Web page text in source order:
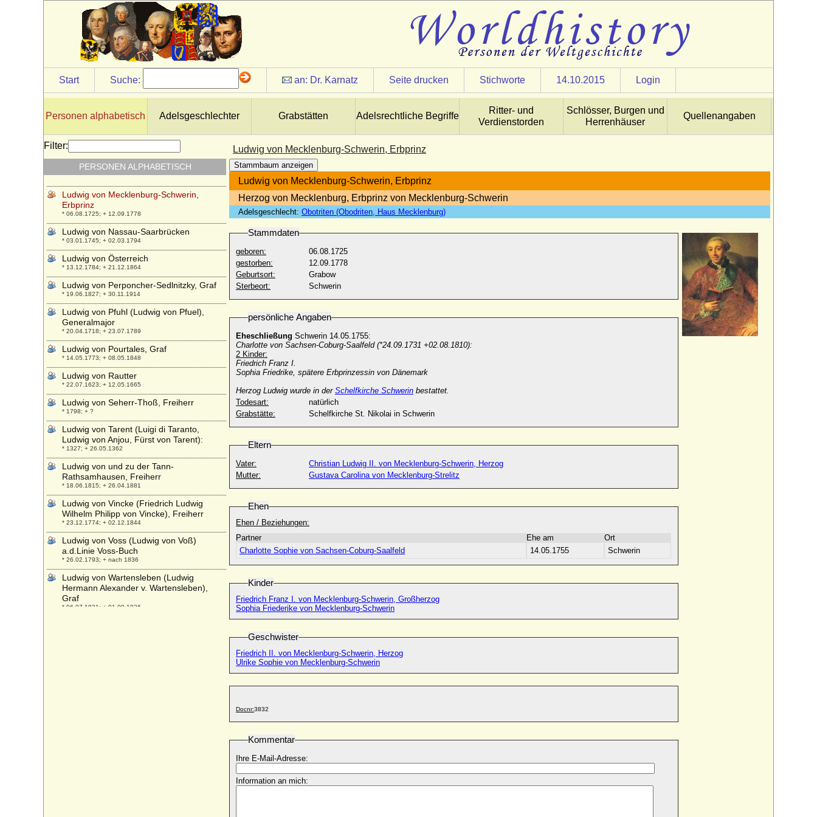
Start Suche: an: Dr. Karnatz Seite drucken Stichworte 14.10.2015 Login
Personen alphabetisch Adelsgeschlechter Grabstätten Adelsrechtliche Begriffe
Ritter- und
Verdienstorden
Schlösser, Burgen und
Herrenhäuser
Quellenangaben
Ludwig von Mecklenburg-Schwerin, Erbprinz
Stammbaum anzeigen
Ludwig von Mecklenburg-Schwerin, Erbprinz
Herzog von Mecklenburg, Erbprinz von Mecklenburg-Schwerin
Adelsgeschlecht: Obotriten (Obodriten, Haus Mecklenburg)
Stammdaten
geboren:
06.08.1725
gestorben:
12.09.1778
Geburtsort:
Grabow
Sterbeort:
Schwerin
persönliche Angaben
Eheschließung Schwerin 14.05.1755:
Charlotte von Sachsen-Coburg-Saalfeld (*24.09.1731 +02.08.1810):
2 Kinder:
Friedrich Franz I.
Sophia Friedrike, spätere Erbprinzessin von Dänemark
Herzog Ludwig wurde in der Schelfkirche Schwerin bestattet.
Todesart:
natürlich
Grabstätte:
Schelfkirche St. Nikolai in Schwerin
Eltern
Vater:
Christian Ludwig II. von Mecklenburg-Schwerin, Herzog
Mutter:
Gustava Carolina von Mecklenburg-Strelitz
Ehen
Ehen / Beziehungen:
Partner
Ehe am
Ort
Charlotte Sophie von Sachsen-Coburg-Saalfeld
14.05.1755 Schwerin
Kinder
Friedrich Franz I. von Mecklenburg-Schwerin, Großherzog
Sophia Friederike von Mecklenburg-Schwerin
Geschwister
Friedrich II. von Mecklenburg-Schwerin, Herzog
Ulrike Sophie von Mecklenburg-Schwerin
Docnr:3832
Kommentar
Ihre E-Mail-Adresse:
Information an mich:
Filter:
PERSONEN ALPHABETISCH
Ludwig von Hessen und bei Rhein
* 25.10.1931; + 16.11.1937
Ludwig von Hessen und bei Rhein
* 20.11.1908; + 30.05.1968
Ludwig von Lehndorff
* 09.05.1662; + 15.10.1717
Ludwig von Löwenstein (Ludwig I. von
* 29.09.1463; + 28.03.1524
* 11.10.1772; + 21.12.1829
Ludwig von Massow (Ludwig Friedrich
Joachim Valentin von Massow)
* 11.06.1794; + 02.09.1859
Ludwig von Mecklenburg-Schwerin,
Erbprinz
* 06.08.1725; + 12.09.1778
Ludwig von Nassau-Saarbrücken
* 03.01.1745; + 02.03.1794
Ludwig von Österreich
* 13.12.1784; + 21.12.1864
Ludwig von Perponcher-Sedlnitzky, Graf
* 19.06.1827; + 30.11.1914
Ludwig von Pfuhl (Ludwig von Pfuel),
Generalmajor
* 20.04.1718; + 23.07.1789
Ludwig von Pourtales, Graf
* 14.05.1773; + 08.05.1848
Ludwig von Rautter
* 22.07.1623; + 12.05.1665
Ludwig von Seherr-Thoß, Freiherr
* 1798; + ?
Ludwig von Tarent (Luigi di Taranto,
Ludwig von Anjou, Fürst von Tarent):
* 1327; + 26.05.1362
Ludwig von und zu der Tann-
Rathsamhausen, Freiherr
* 18.06.1815; + 26.04.1881
Ludwig von Vincke (Friedrich Ludwig
Wilhelm Philipp von Vincke), Freiherr
* 23.12.1774; + 02.12.1844
Ludwig von Voss (Ludwig von Voß)
a.d.Linie Voss-Buch
* 26.02.1793; + nach 1836
Ludwig von Wartensleben (Ludwig
Hermann Alexander v. Wartensleben),
Graf
* 06.07.1831; + 01.09.1926